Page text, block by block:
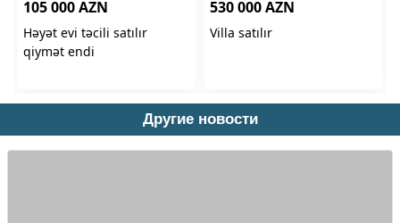
Другие новости